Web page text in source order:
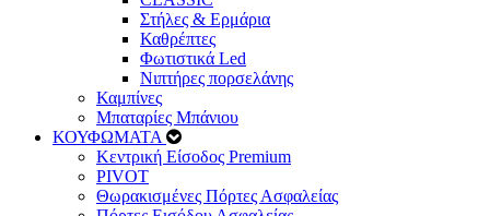
Στήλες & Ερμάρια
Καθρέπτες
Φωτιστικά Led
Νιπτήρες πορσελάνης
Καμπίνες
Μπαταρίες Μπάνιου
ΚΟΥΦΩΜΑΤΑ
Κεντρική Είσοδος Premium
PIVOT
Θωρακισμένες Πόρτες Ασφαλείας